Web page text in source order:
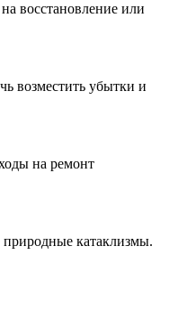
восстановление или
возместить убытки и
на ремонт
катаклизмы.